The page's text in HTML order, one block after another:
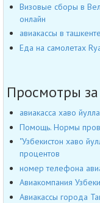
Визовые сборы в
онлайн
авиакассы в ташкенте
Еда на самолетах
Просмотры
авиакасса хаво
Помощь. Нормы
"Узбекистон хаво
процентов
номер телефона
Авиакомпания
Авиакассы города